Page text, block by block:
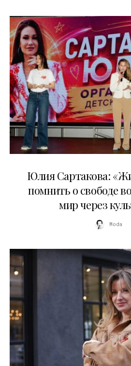
Юлия Сартакова:
помнить о свободе
мир через
Moda